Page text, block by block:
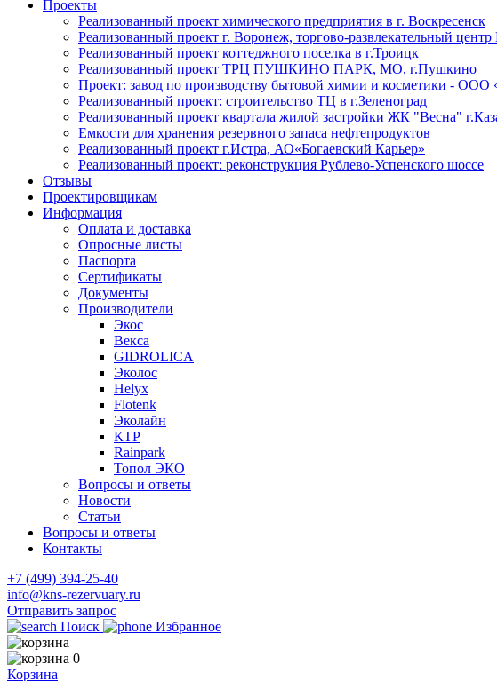
Проекты
Реализованный проект химического предприятия в г. Воскресенск
Реализованный проект г. Воронеж, торгово-развлекательный центр
Реализованный проект коттеджного поселка в г.Троицк
Реализованный проект ТРЦ ПУШКИНО ПАРК, МО, г.Пушкино
Проект: завод по производству бытовой химии и косметики - ООО
Реализованный проект: cтроительство ТЦ в г.Зеленоград
Реализованный проект квартала жилой застройки ЖК "Весна"
Емкости для хранения резервного запаса нефтепродуктов
Реализованный проект г.Истра, АО«Богаевский Карьер»
Реализованный проект: реконструкция Рублево-Успенского шоссе
Отзывы
Проектировщикам
Информация
Оплата и доставка
Опросные листы
Паспорта
Сертификаты
Документы
Производители
Экос
Векса
GIDROLICA
Эколос
Helyx
Flotenk
Эколайн
КТР
Rainpark
Топол ЭКО
Вопросы и ответы
Новости
Статьи
Вопросы и ответы
Контакты
+7 (499) 394-25-40
info@kns-rezervuary.ru
Отправить запрос
Поиск
Избранное
0
Корзина